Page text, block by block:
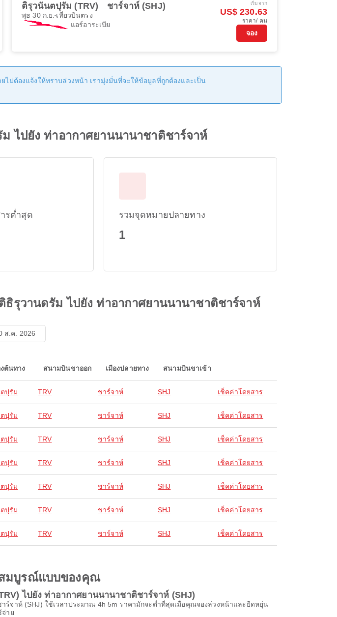
ติรุวนันตปุรัม (TRV) ชาร์จาห์ (SHJ)
พุธ 30 ก.ย. เที่ยวบินตรง
แอร์อาระเบีย
เริ่มจาก
US$ 230.63
ราคา/ คน
จอง
ม่ต้องแจ้งให้ทราบล่วงหน้า เรามุ่งมั่นที่จะให้ข้อมูลที่ถูกต้องและเป็น
ไปยัง ท่าอากาศยานนานาชาติชาร์จาห์
รต่ำสุด รวมจุดหมายปลายทาง
1
รุวานดรัม ไปยัง ท่าอากาศยานนานาชาติชาร์จาห์
ส.ค. 2026
งต้นทาง สนามบินขาออก เมืองปลายทาง สนามบินขาเข้า
ปุรัม TRV ชาร์จาห์ SHJ เช็คค่าโดยสาร
ปุรัม TRV ชาร์จาห์ SHJ เช็คค่าโดยสาร
ปุรัม TRV ชาร์จาห์ SHJ เช็คค่าโดยสาร
ปุรัม TRV ชาร์จาห์ SHJ เช็คค่าโดยสาร
ปุรัม TRV ชาร์จาห์ SHJ เช็คค่าโดยสาร
ปุรัม TRV ชาร์จาห์ SHJ เช็คค่าโดยสาร
ปุรัม TRV ชาร์จาห์ SHJ เช็คค่าโดยสาร
มบูรณ์แบบของคุณ
ไปยัง ท่าอากาศยานนานาชาติชาร์จาห์ (SHJ)
จาห์ (SHJ) ใช้เวลาประมาณ 4h 5m ราคามักจะต่ำที่สุดเมื่อคุณจองล่วงหน้าและยืดหยุ่น
จ่าย